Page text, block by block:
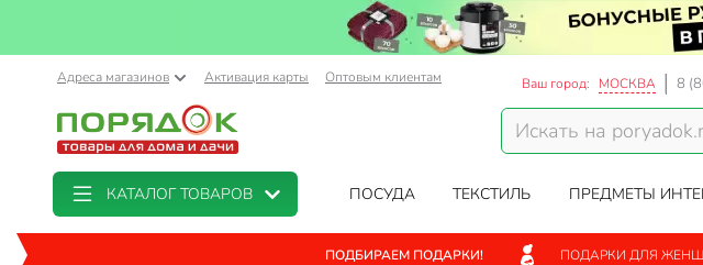
Адреса магазинов Активация карты Оптовым клиентам Ваш город: МОСКВА 8
КАТАЛОГ ТОВАРОВ ПОСУДА ТЕКСТИЛЬ ПРЕДМЕТЫ
ПОДБИРАЕМ ПОДАРКИ! ПОДАРКИ ДЛЯ